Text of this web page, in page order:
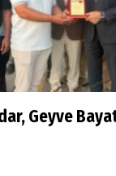
Geyve